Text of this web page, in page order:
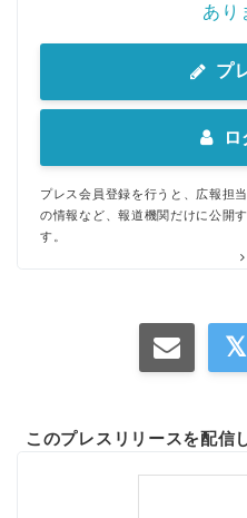
あり
プ
プレス会員登録を行うと、広報担
の情報など、報道機関だけに公開
す。
このプレスリリースを配信